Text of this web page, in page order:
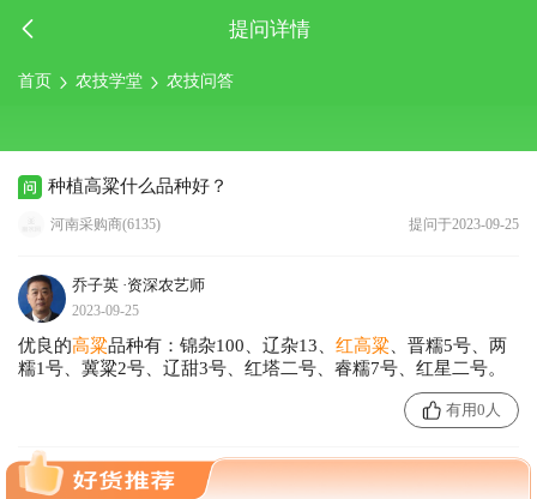
提问详情
首页 农技学堂 农技问答
种植高粱什么品种好？
河南采购商(6135) 提问于2023-09-25
乔子英 ·资深农艺师
2023-09-25
优良的高粱品种有：锦杂100、辽杂13、 红高粱 、晋糯5号、两
糯1号、冀粱2号、辽甜3号、红塔二号、睿糯7号、红星二号。
有用0人